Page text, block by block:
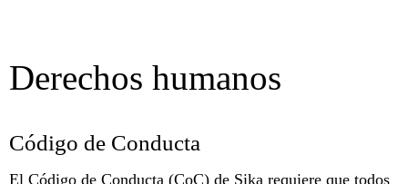
Derechos humanos
Código de Conducta
El Código de Conducta (CoC) de Sika requiere que todos